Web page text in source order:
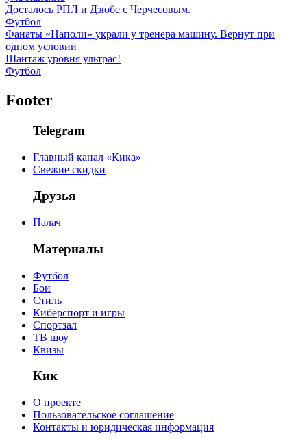
Досталось РПЛ и Дзюбе с Черчесовым.
Футбол
Фанаты «Наполи» украли у тренера машину. Вернут при
одном условии
Шантаж уровня ультрас!
Футбол
Footer
Telegram
Главный канал «Кика»
Свежие скидки
Друзья
Палач
Материалы
Футбол
Бои
Стиль
Киберспорт и игры
Спортзал
ТВ шоу
Квизы
Кик
О проекте
Пользовательское соглашение
Контакты и юридическая информация